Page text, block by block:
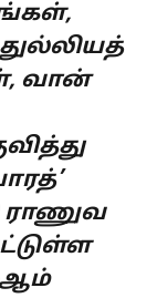
வான்
ஆம்